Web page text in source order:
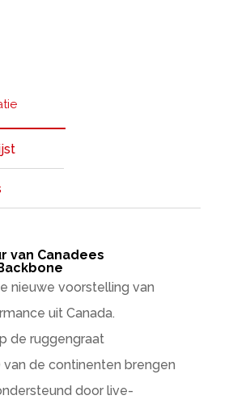
van Canadees
nieuwe voorstelling van
uit Canada.
de ruggengraat
de continenten brengen
door live-